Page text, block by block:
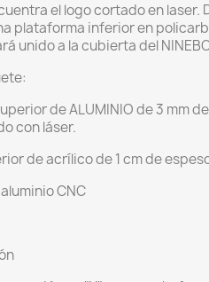
el logo cortado en laser.
plataforma inferior en
unido a la cubierta del
de ALUMINIO de 3 mm
con láser.
de acrílico de 1 cm de
CNC